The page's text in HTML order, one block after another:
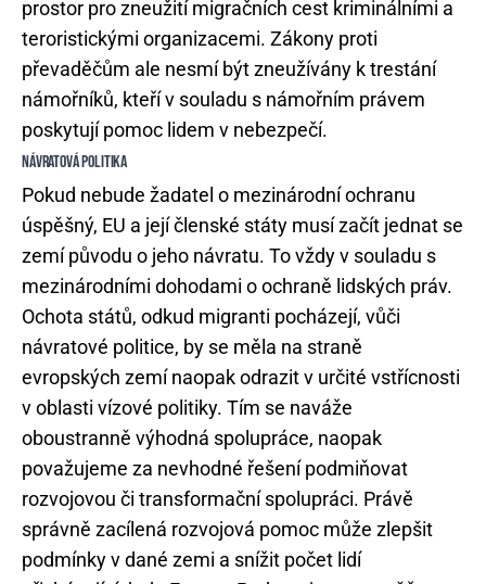
prostor pro zneužití migračních cest kriminálními a
teroristickými organizacemi. Zákony proti
převaděčům ale nesmí být zneužívány k trestání
námořníků, kteří v souladu s námořním právem
poskytují pomoc lidem v nebezpečí.
NÁVRATOVÁ POLITIKA
Pokud nebude žadatel o mezinárodní ochranu
úspěšný, EU a její členské státy musí začít jednat se
zemí původu o jeho návratu. To vždy v souladu s
mezinárodními dohodami o ochraně lidských práv.
Ochota států, odkud migranti pocházejí, vůči
návratové politice, by se měla na straně
evropských zemí naopak odrazit v určité vstřícnosti
v oblasti vízové politiky. Tím se naváže
oboustranně výhodná spolupráce, naopak
považujeme za nevhodné řešení podmiňovat
rozvojovou či transformační spolupráci. Právě
správně zacílená rozvojová pomoc může zlepšit
podmínky v dané zemi a snížit počet lidí